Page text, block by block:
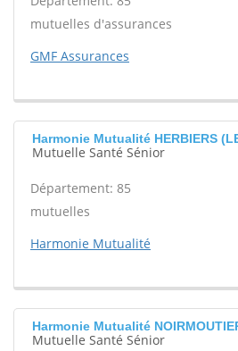
mutuelles d'assurances
GMF Assurances
Harmonie Mutualité HERBIERS
Mutuelle Santé Sénior
Département: 85
mutuelles
Harmonie Mutualité
Harmonie Mutualité
Mutuelle Santé Sénior